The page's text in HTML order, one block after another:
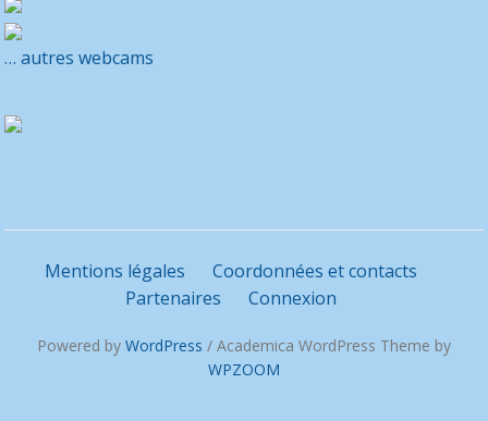
… autres webcams
Mentions légales
Coordonnées et contacts
Partenaires
Connexion
Powered by WordPress / Academica WordPress Theme by
WPZOOM